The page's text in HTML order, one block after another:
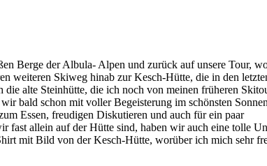
Berge der Albula- Alpen und zurück auf unsere Tour,
weiteren Skiweg hinab zur Kesch-Hütte, die in den
alte Steinhütte, die ich noch von meinen früheren
bald schon mit voller Begeisterung im schönsten
Essen, freudigen Diskutieren und auch für ein paar
allein auf der Hütte sind, haben wir auch eine tolle
mit Bild von der Kesch-Hütte, worüber ich mich sehr